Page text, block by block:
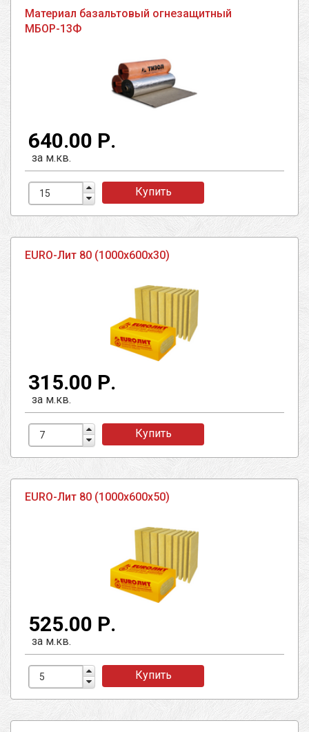
Материал базальтовый огнезащитный
МБОР-13Ф
640.00 Р.
за м.кв.
Купить
EURO-Лит 80 (1000х600х30)
315.00 Р.
за м.кв.
Купить
EURO-Лит 80 (1000х600х50)
525.00 Р.
за м.кв.
Купить